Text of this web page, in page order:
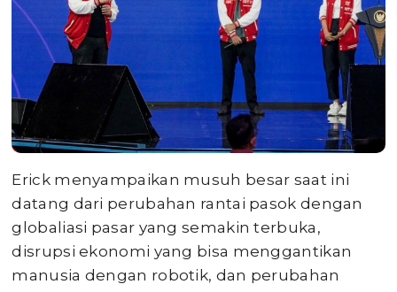
Erick menyampaikan musuh besar saat ini
datang dari perubahan rantai pasok dengan
globaliasi pasar yang semakin terbuka,
disrupsi ekonomi yang bisa menggantikan
manusia dengan robotik, dan perubahan